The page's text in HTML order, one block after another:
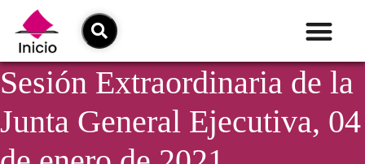
Sesión Extraordinaria de la
Junta General Ejecutiva, 04